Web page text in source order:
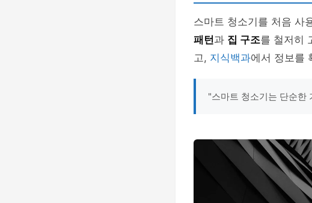
스마트 청소기를 처음 사
패턴과 집 구조를 철저히
고, 지식백과에서 정보를
"스마트 청소기는 단순한